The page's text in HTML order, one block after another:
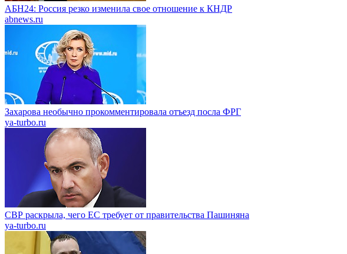
АБН24: Россия резко изменила свое отношение к КНДР
abnews.ru
Захарова необычно прокомментировала отъезд посла ФРГ
ya-turbo.ru
СВР раскрыла, чего ЕС требует от правительства Пашиняна
ya-turbo.ru